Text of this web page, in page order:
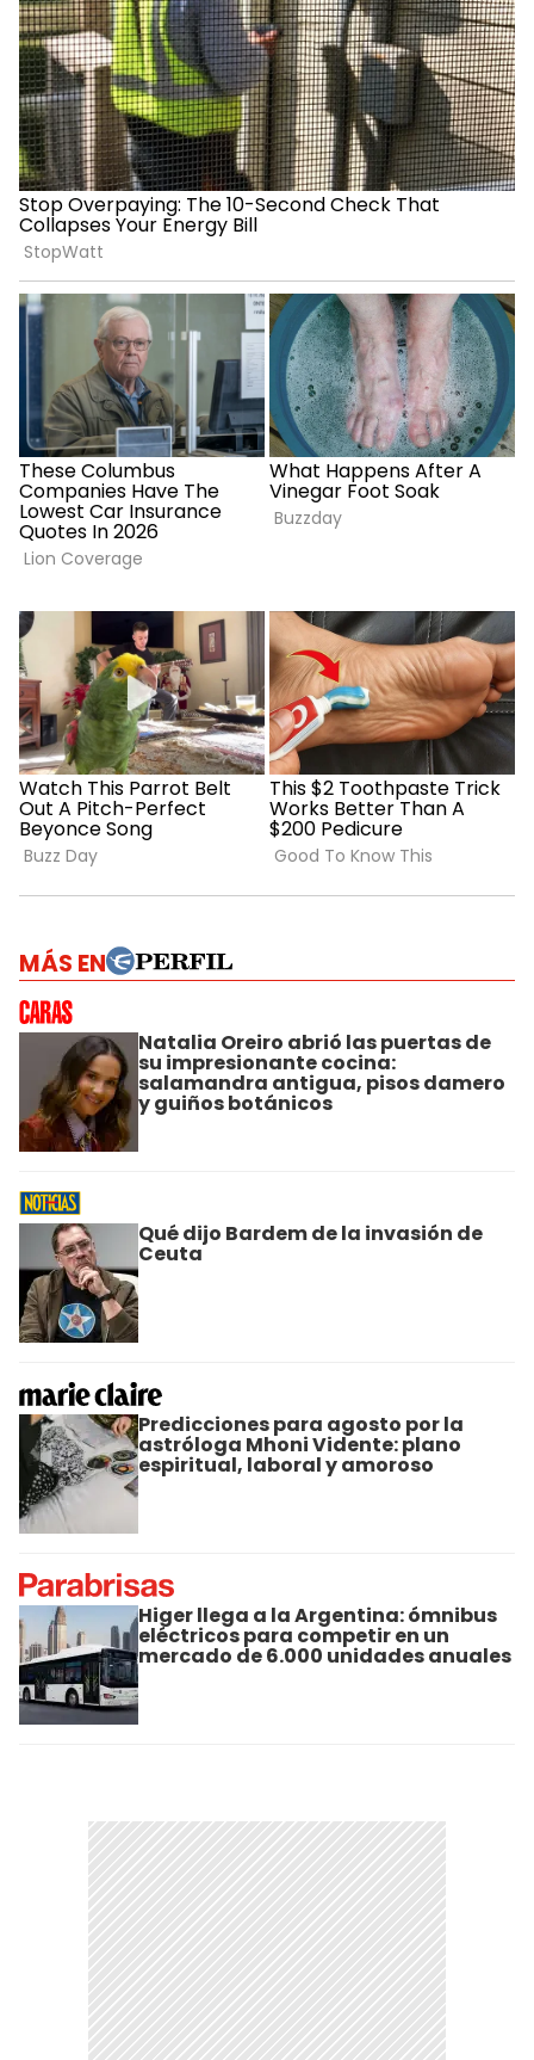
MÁS EN
Natalia Oreiro abrió las puertas de
su impresionante cocina:
salamandra antigua, pisos damero
y guiños botánicos
Qué dijo Bardem de la invasión de
Ceuta
Predicciones para agosto por la
astróloga Mhoni Vidente: plano
espiritual, laboral y amoroso
Higer llega a la Argentina: ómnibus
eléctricos para competir en un
mercado de 6.000 unidades anuales